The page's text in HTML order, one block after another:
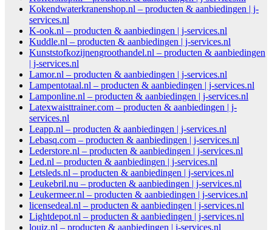
Kokendwaterkranenshop.nl – producten & aanbiedingen | j-
services.nl
K-ook.nl – producten & aanbiedingen | j-services.nl
Kuddle.nl – producten & aanbiedingen | j-services.nl
Kunststofkozijnengroothandel.nl – producten & aanbiedingen
| j-services.nl
Lamor.nl – producten & aanbiedingen | j-services.nl
Lampentotaal.nl – producten & aanbiedingen | j-services.nl
Lamponline.nl – producten & aanbiedingen | j-services.nl
Latexwaisttrainer.com – producten & aanbiedingen | j-
services.nl
Leapp.nl – producten & aanbiedingen | j-services.nl
Lebasq.com – producten & aanbiedingen | j-services.nl
Lederstore.nl – producten & aanbiedingen | j-services.nl
Led.nl – producten & aanbiedingen | j-services.nl
Letsleds.nl – producten & aanbiedingen | j-services.nl
Leukebril.nu – producten & aanbiedingen | j-services.nl
Leukermeer.nl – producten & aanbiedingen | j-services.nl
licensedeal.nl – producten & aanbiedingen | j-services.nl
Lightdepot.nl – producten & aanbiedingen | j-services.nl
louiz.nl – producten & aanbiedingen | j-services.nl